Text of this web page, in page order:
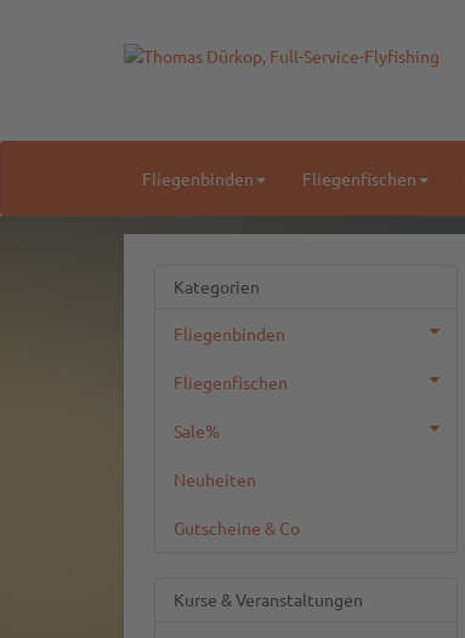
Fliegenbinden Fliegenfischen
Kategorien
Fliegenbinden
Fliegenfischen
Sale%
Neuheiten
Gutscheine & Co
Kurse & Veranstaltungen